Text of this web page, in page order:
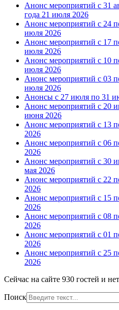
Анонс мероприятий с 31
года 21 июля 2026
Анонс мероприятий с 24
июля 2026
Анонс мероприятий с 17
июля 2026
Анонс мероприятий с 10
июля 2026
Анонс мероприятий с 03
июля 2026
Анонсы с 27 июля по 31
Анонс мероприятий с 20
июня 2026
Анонс мероприятий с 13
2026
Анонс мероприятий с 06
2026
Анонс мероприятий с 30
мая 2026
Анонс мероприятий с 22
2026
Анонс мероприятий с 15
2026
Анонс мероприятий с 08
2026
Анонс мероприятий с 01
2026
Анонс мероприятий с 25
2026
Сейчас на сайте 930 гостей и
Поиск